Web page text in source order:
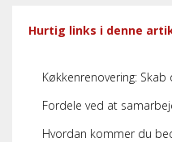
Hurtig links i denne
Køkkenrenovering:
Fordele ved at
Hvordan kommer du